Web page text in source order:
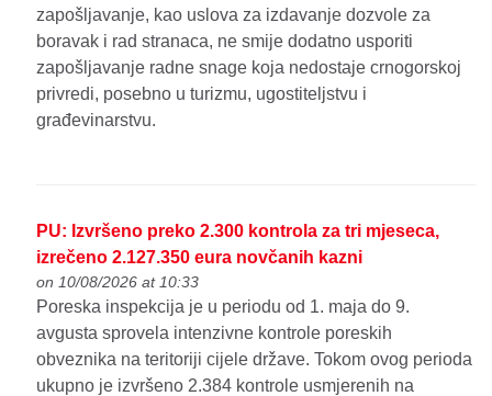
zapošljavanje, kao uslova za izdavanje dozvole za
boravak i rad stranaca, ne smije dodatno usporiti
zapošljavanje radne snage koja nedostaje crnogorskoj
privredi, posebno u turizmu, ugostiteljstvu i
građevinarstvu.
PU: Izvršeno preko 2.300 kontrola za tri mjeseca,
izrečeno 2.127.350 eura novčanih kazni
on 10/08/2026 at 10:33
Poreska inspekcija je u periodu od 1. maja do 9.
avgusta sprovela intenzivne kontrole poreskih
obveznika na teritoriji cijele države. Tokom ovog perioda
ukupno je izvršeno 2.384 kontrole usmjerenih na